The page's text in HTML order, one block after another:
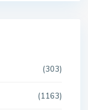
(303)
(1163)